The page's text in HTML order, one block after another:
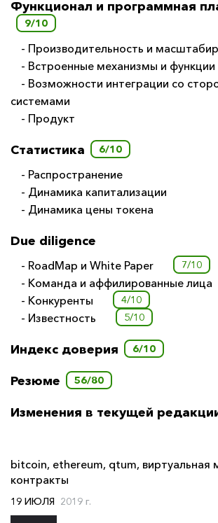
Функционал и программная
9/10
- Производительность и
- Встроенные механизмы и функции
- Возможности интеграции со
системами
- Продукт
Статистика 6/10
- Распространение
- Динамика капитализации
- Динамика цены токена
Due diligence
- RoadMap и White Paper 7/10
- Команда и аффилированные лица
- Конкуренты 4/10
- Известность 5/10
Индекс доверия 6/10
Резюме 56/80
Изменения в текущей
bitcoin, ethereum, qtum, виртуальная
контракты
19 ИЮЛЯ 2019 г.